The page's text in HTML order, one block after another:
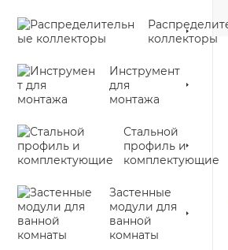
коллекторы
Инструмент
для
монтажа
Стальной
профиль и
комплектующие
Застенные
модули для
ванной
комнаты